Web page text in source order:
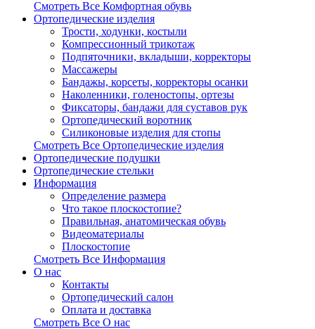
Смотреть Все Комфортная обувь
Ортопедические изделия
Трости, ходунки, костыли
Компрессионный трикотаж
Подпяточники, вкладыши, корректоры
Массажеры
Бандажы, корсеты, корректоры осанки
Наколенники, голеностопы, ортезы
Фиксаторы, бандажи для суставов рук
Ортопедический воротник
Силиконовые изделия для стопы
Смотреть Все Ортопедические изделия
Ортопедические подушки
Ортопедические стельки
Информация
Определение размера
Что такое плоскостопие?
Правильная, анатомическая обувь
Видеоматериалы
Плоскостопие
Смотреть Все Информация
О нас
Контакты
Ортопедический салон
Оплата и доставка
Смотреть Все О нас